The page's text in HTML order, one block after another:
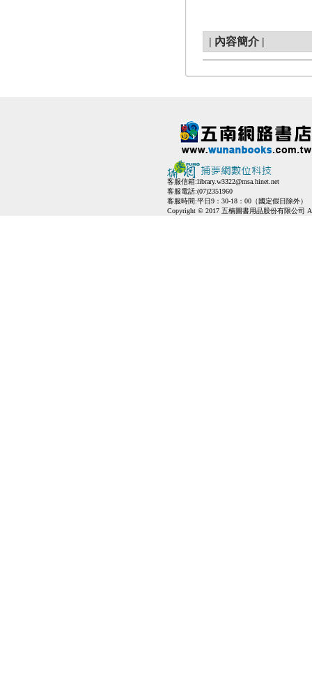
| 內容簡介 |
客服信箱:library.w3322@msa.hinet.net
客服電話:(07)2351960
客服時間:平日9：30-18：00（國定假日除外）
Copyright © 2017 五楠圖書用品股份有限公司